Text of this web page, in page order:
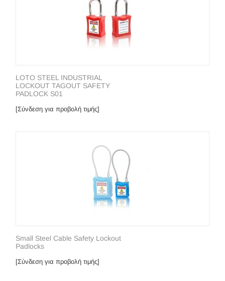
LOTO STEEL INDUSTRIAL
LOCKOUT TAGOUT SAFETY
PADLOCK S01
[Σύνδεση για προβολή τιμής]
Small Steel Cable Safety Lockout
Padlocks
[Σύνδεση για προβολή τιμής]